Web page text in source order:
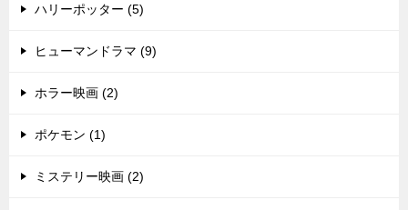
ハリーポッター (5)
ヒューマンドラマ (9)
ホラー映画 (2)
ポケモン (1)
ミステリー映画 (2)